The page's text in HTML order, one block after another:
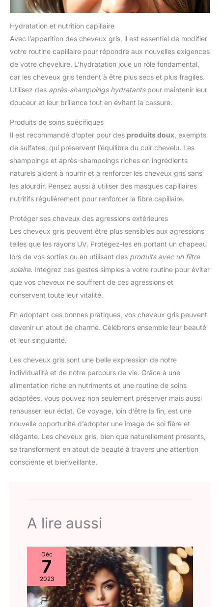
Hydratation et nutrition capillaire
Avec l’apparition des cheveux gris, il est essentiel de modifier
votre routine capillaire pour répondre aux nouvelles exigences
de votre chevelure. L’hydratation joue un rôle fondamental,
car les cheveux gris tendent à être plus secs et plus fragiles.
Utilisez des après-shampoings hydratantspour maintenir leur
douceur et leur brillance tout en évitant la cassure.
Produits de soins spécifiques
Il est recommandé d’opter pour des produits doux , exempts
de sulfates, qui préservent l’équilibre du cuir chevelu. Les
shampoings et après-shampoings riches en ingrédients
naturels aident à nourrir et à renforcer les cheveux gris sans
les alourdir. Pensez aussi à utiliser des masques capillaires
nutritifs régulièrement pour renforcer la fibre capillaire.
Protéger ses cheveux des agressions extérieures
Les cheveux gris peuvent être plus sensibles aux agressions
telles que les rayons UV. Protégez-les en portant un chapeau
lors de vos sorties ou en utilisant des produits avec un filtre
solaire. Intégrez ces gestes simples à votre routine pour éviter
que vos cheveux ne souffrent de ces agressions et
conservent toute leur vitalité.
En adoptant ces bonnes pratiques, vos cheveux gris peuvent
devenir un atout de charme. Célébrons ensemble leur beauté
et leur singularité.
Les cheveux gris sont une belle expression de notre
individualité et de notre parcours de vie. Grâce à une
alimentation riche en nutriments et une routine de soins
adaptées, vous pouvez non seulement préserver mais aussi
rehausser leur éclat. Ce voyage, loin d’être la fin, est une
nouvelle opportunité d’adopter une image de soi fière et
élégante. Les cheveux gris, bien que naturellement présents,
se transforment en atout de beauté à travers une attention
consciente et bienveillante.
A lire aussi
Déc
7
2023